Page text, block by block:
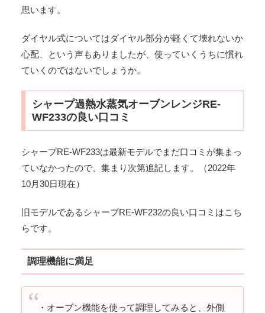
思います。
ダイヤル式についてはダイヤル部分が軽くて壊れないか
心配、という声もありましたが、使っていくうちに慣れ
ていくのではないでしょうか。
シャープ過熱水蒸気オーブンレンジRE-
WF233の良い口コミ
シャープRE-WF233は最新モデルでまだ口コミが集まっ
ていなかったので、集まり次第追記します。（2022年
10月30日現在）
旧モデルであるシャープRE-WF232の良い口コミはこち
らです。
調理機能に満足
・オーブン機能を使って調理してみると、外側